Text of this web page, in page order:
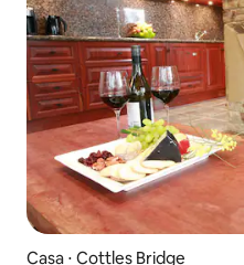
Casa ⋅ Cottles Bridge